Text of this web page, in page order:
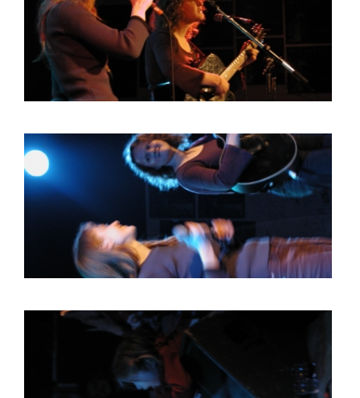
PHOTOS NEWSINFO
MY TICKETS